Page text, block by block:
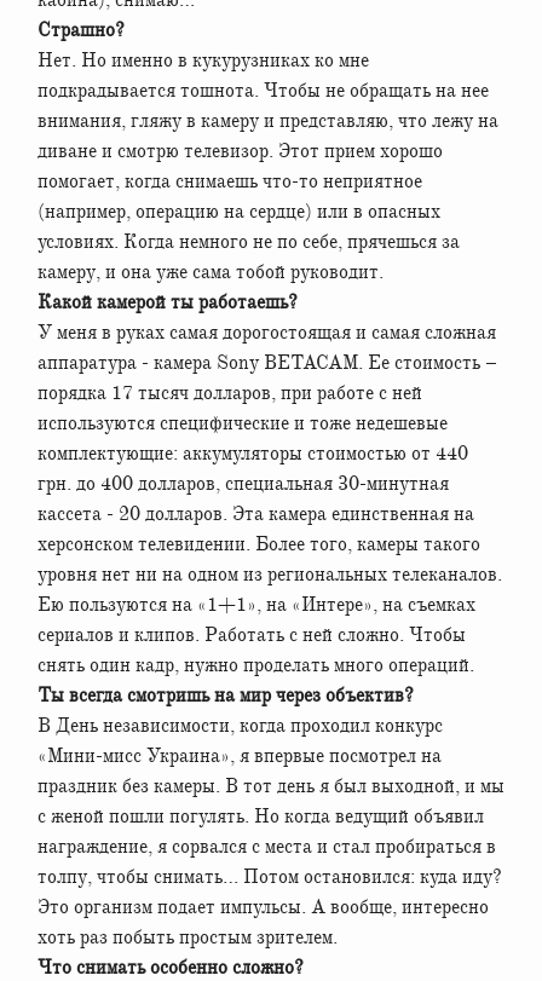
Страшно?
Нет. Но именно в кукурузниках ко мне
подкрадывается тошнота. Чтобы не обращать на нее
внимания, гляжу в камеру и представляю, что лежу на
диване и смотрю телевизор. Этот прием хорошо
помогает, когда снимаешь что-то неприятное
(например, операцию на сердце) или в опасных
условиях. Когда немного не по себе, прячешься за
камеру, и она уже сама тобой руководит.
Какой камерой ты работаешь?
У меня в руках самая дорогостоящая и самая сложная
аппаратура - камера Sony ВETACAM. Ее стоимость –
порядка 17 тысяч долларов, при работе с ней
используются специфические и тоже недешевые
комплектующие: аккумуляторы стоимостью от 440
грн. до 400 долларов, специальная 30-минутная
кассета - 20 долларов. Эта камера единственная на
херсонском телевидении. Более того, камеры такого
уровня нет ни на одном из региональных телеканалов.
Ею пользуются на «1+1», на «Интере», на съемках
сериалов и клипов. Работать с ней сложно. Чтобы
снять один кадр, нужно проделать много операций.
Ты всегда смотришь на мир через объектив?
В День независимости, когда проходил конкурс
«Мини-мисс Украина», я впервые посмотрел на
праздник без камеры. В тот день я был выходной, и мы
с женой пошли погулять. Но когда ведущий объявил
награждение, я сорвался с места и стал пробираться в
толпу, чтобы снимать… Потом остановился: куда иду?
Это организм подает импульсы. А вообще, интересно
хоть раз побыть простым зрителем.
Что снимать особенно сложно?